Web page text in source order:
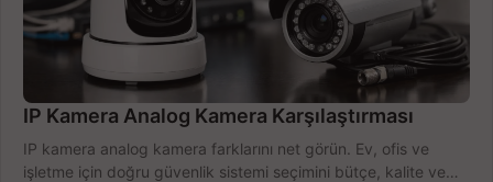
IP Kamera Analog Kamera Karşılaştırması
IP kamera analog kamera farklarını net görün. Ev, ofis ve
işletme için doğru güvenlik sistemi seçimini bütçe, kalite ve